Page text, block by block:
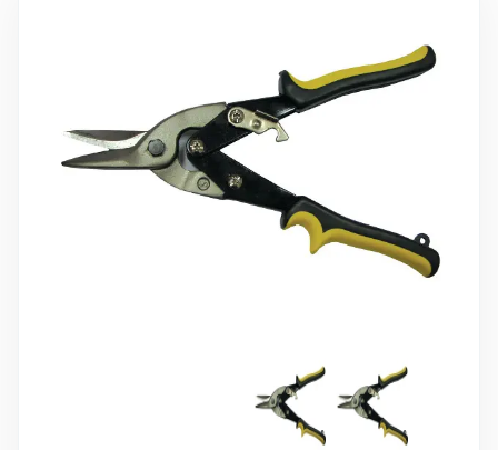
10 000 ₽
Минимальный заказ
+7(495) 988-86-47
Все бренды